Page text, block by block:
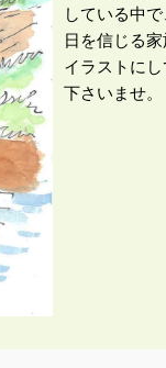
している中
日を信じる
イラストに
下さいませ。